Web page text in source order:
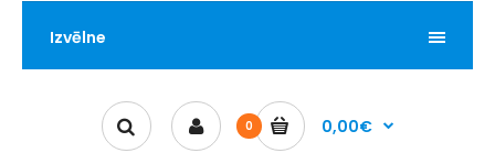
Izvēlne
0 0,00€